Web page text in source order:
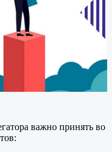
важно принять во